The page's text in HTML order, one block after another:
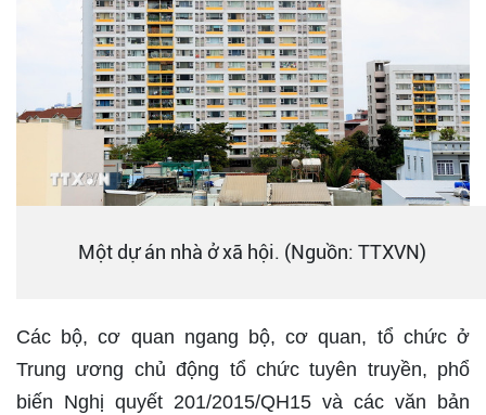
Một dự án nhà ở xã hội. (Nguồn: TTXVN)
Các bộ, cơ quan ngang bộ, cơ quan, tổ chức ở
Trung ương chủ động tổ chức tuyên truyền, phổ
biến Nghị quyết 201/2015/QH15 và các văn bản